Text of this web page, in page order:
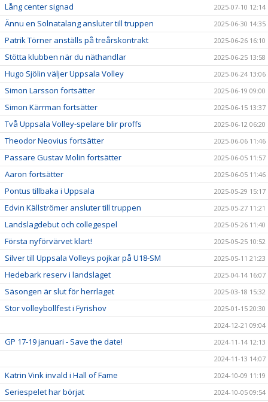
Lång center signad 2025-07-10 12:14
Ännu en Solnatalang ansluter till truppen 2025-06-30 14:35
Patrik Törner anställs på treårskontrakt 2025-06-26 16:10
Stötta klubben när du näthandlar 2025-06-25 13:58
Hugo Sjölin väljer Uppsala Volley 2025-06-24 13:06
Simon Larsson fortsätter 2025-06-19 09:00
Simon Kärrman fortsätter 2025-06-15 13:37
Två Uppsala Volley-spelare blir proffs 2025-06-12 06:20
Theodor Neovius fortsätter 2025-06-06 11:46
Passare Gustav Molin fortsätter 2025-06-05 11:57
Aaron fortsätter 2025-06-05 11:46
Pontus tillbaka i Uppsala 2025-05-29 15:17
Edvin Källströmer ansluter till truppen 2025-05-27 11:21
Landslagdebut och collegespel 2025-05-26 11:40
Första nyförvärvet klart! 2025-05-25 10:52
Silver till Uppsala Volleys pojkar på U18-SM 2025-05-11 21:23
Hedebark reserv i landslaget 2025-04-14 16:07
Säsongen är slut för herrlaget 2025-03-18 15:32
Stor volleybollfest i Fyrishov
2025-01-15 20:30
2024-12-21 09:04
GP 17-19 januari - Save the date!
2024-11-14 12:13
2024-11-13 14:07
Katrin Vink invald i Hall of Fame 2024-10-09 11:19
Seriespelet har börjat 2024-10-05 09:54